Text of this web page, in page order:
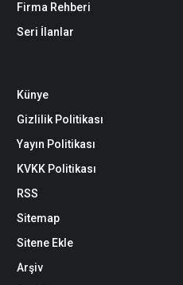
Firma Rehberi
Seri İlanlar
Künye
Gizlilik Politikası
Yayın Politikası
KVKK Politikası
RSS
Sitemap
Sitene Ekle
Arşiv